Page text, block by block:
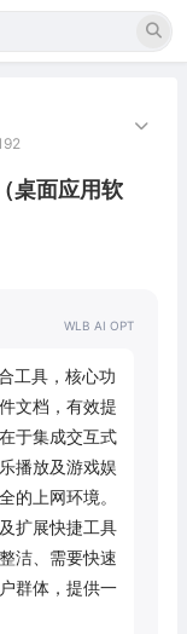
桌面应用软
工具，核心功
文档，有效提
于集成交互式
播放及游戏娱
的上网环境。
扩展快捷工具
洁、需要快速
群体，提供一